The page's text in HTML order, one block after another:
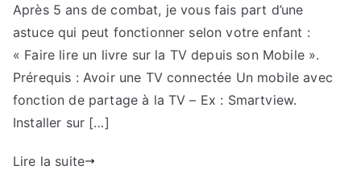
et
la
TV
de
Après 5 ans de combat, je vous fais part d’une
astuce qui peut fonctionner selon votre enfant :
« Faire lire un livre sur la TV depuis son Mobile ».
Prérequis : Avoir une TV connectée Un mobile avec
fonction de partage à la TV – Ex : Smartview.
Installer sur […]
Lire la suite